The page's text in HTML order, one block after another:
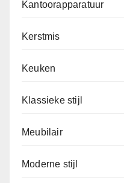
Kantoorapparatuur
Kerstmis
Keuken
Klassieke stijl
Meubilair
Moderne stijl